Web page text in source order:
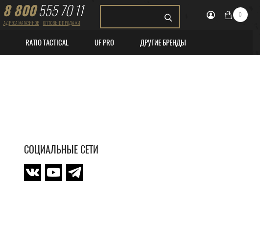
8 800555 70 11
АДРЕСА МАГАЗИНОВ ОПТОВЫЕ ПРОДАЖИ
0
RATIO TACTICAL UF PRO ДРУГИЕ БРЕНДЫ
СОЦИАЛЬНЫЕ СЕТИ